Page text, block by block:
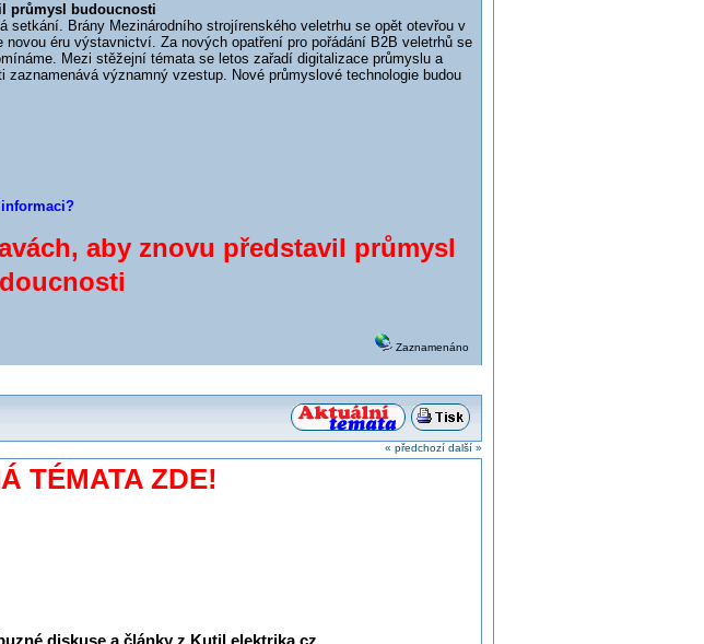
průmysl budoucnosti
Brány Mezinárodního strojírenského veletrhu se opět otevřou v
éru výstavnictví. Za nových opatření pro pořádání B2B veletrhů se
Mezi stěžejní témata se letos zařadí digitalizace průmyslu a
významný vzestup. Nové průmyslové technologie budou
aby znovu představil průmysl
Zaznamenáno
« předchozí další »
TÉMATA ZDE!